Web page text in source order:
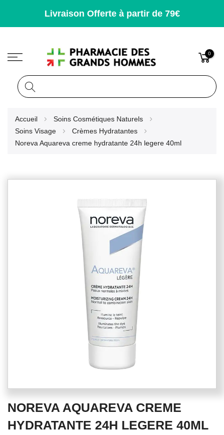
Livraison Offerte à partir de 79€
0
Accueil
Soins Cosmétiques Naturels
Soins Visage
Crèmes Hydratantes
Noreva Aquareva creme hydratante 24h legere 40ml
to
beginning
NOREVA AQUAREVA CREME
HYDRATANTE 24H LEGERE 40ML